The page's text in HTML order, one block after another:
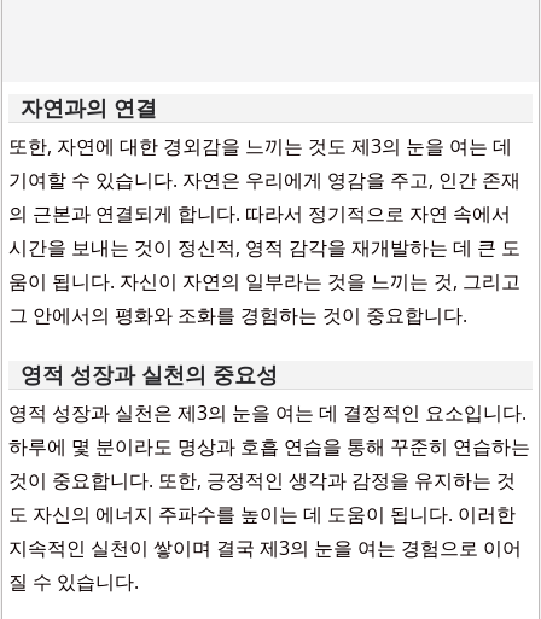
자연과의 연결
또한, 자연에 대한 경외감을 느끼는 것도 제3의 눈을 여는 데
기여할 수 있습니다. 자연은 우리에게 영감을 주고, 인간 존재
의 근본과 연결되게 합니다. 따라서 정기적으로 자연 속에서
시간을 보내는 것이 정신적, 영적 감각을 재개발하는 데 큰 도
움이 됩니다. 자신이 자연의 일부라는 것을 느끼는 것, 그리고
그 안에서의 평화와 조화를 경험하는 것이 중요합니다.
영적 성장과 실천의 중요성
영적 성장과 실천은 제3의 눈을 여는 데 결정적인 요소입니다.
하루에 몇 분이라도 명상과 호흡 연습을 통해 꾸준히 연습하는
것이 중요합니다. 또한, 긍정적인 생각과 감정을 유지하는 것
도 자신의 에너지 주파수를 높이는 데 도움이 됩니다. 이러한
지속적인 실천이 쌓이며 결국 제3의 눈을 여는 경험으로 이어
질 수 있습니다.